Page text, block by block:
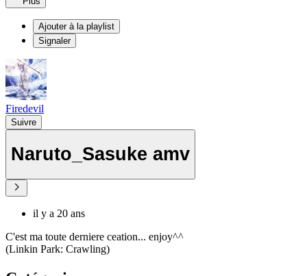
Ajouter à la playlist
Signaler
Firedevil
Suivre
Naruto_Sasuke amv
il y a 20 ans
C'est ma toute derniere ceation... enjoy^^
(Linkin Park: Crawling)